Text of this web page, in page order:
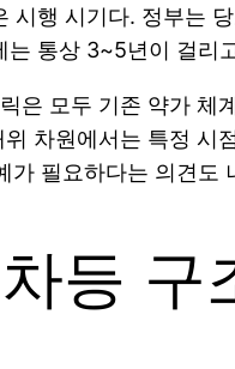
시행 시기다. 정부는
통상 3~5년이 걸
은 모두 기존 약가
차원에서는 특정
가 필요하다는 의견도
등